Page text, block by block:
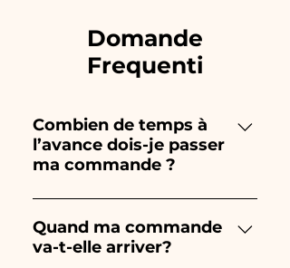
Domande
Frequenti
Combien de temps à
l’avance dois-je passer
ma commande ?
Ceramiche Ania crée et peint
entièrement à la main, donc
leur création prend beaucoup
Quand ma commande
va-t-elle arriver?